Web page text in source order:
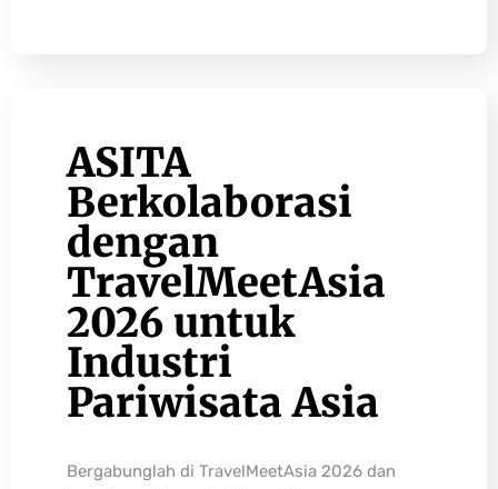
ASITA
Berkolaborasi
dengan
TravelMeetAsia
2026 untuk
Industri
Pariwisata Asia
Bergabunglah di TravelMeetAsia 2026 dan